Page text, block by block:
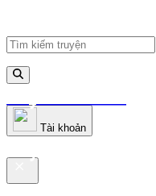
truyenfullz.com
Tài khoản
truyenfullz.com